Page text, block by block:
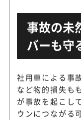
事故の未
バーも守
社用車による事
など物的損失も
が事故を起こし
ウンにつながる